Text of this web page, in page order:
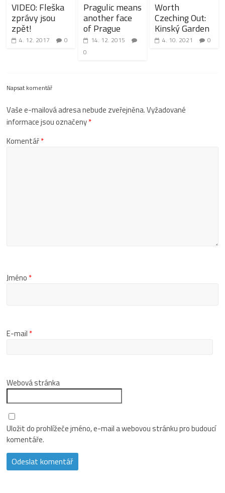
VIDEO: Fleška
zprávy jsou
zpět!
4. 12. 2017 0
Pragulic means
another face
of Prague
14. 12. 2015
0
Worth
Czeching Out:
Kinský Garden
4. 10. 2021 0
Napsat komentář
Vaše e-mailová adresa nebude zveřejněna.Vyžadované
informace jsou označeny*
Komentář*
Jméno *
E-mail *
Webová stránka
Uložit do prohlížeče jméno, e-mail a webovou stránku pro budoucí
komentáře.